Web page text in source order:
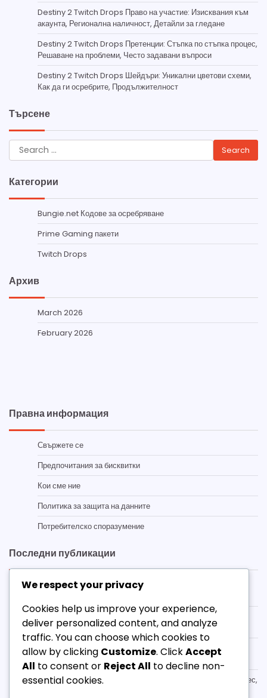
Destiny 2 Twitch Drops Право на участие: Изисквания към
акаунта, Регионална наличност, Детайли за гледане
Destiny 2 Twitch Drops Претенции: Стъпка по стъпка процес,
Решаване на проблеми, Често задавани въпроси
Destiny 2 Twitch Drops Шейдъри: Уникални цветови схеми,
Как да ги осребрите, Продължителност
Търсене
Search
for:
Категории
Bungie.net Кодове за осребряване
Prime Gaming пакети
Twitch Drops
Архив
March 2026
February 2026
Правна информация
Свържете се
Предпочитания за бисквитки
Кои сме ние
Политика за защита на данните
Потребителско споразумение
Последни публикации
Ресурси за Twitch Drops в Destiny 2: Къде да намерите
Destiny 2 Twitch Drops емблеми: Изключителни дизайни,
Процес на заявяване, График на събитията
Destiny 2 Twitch Drops Право на участие: Изисквания към
акаунта, Регионална наличност, Детайли за гледане
Destiny 2 Twitch Drops Претенции: Стъпка по стъпка процес,
We respect your privacy
Cookies help us improve your experience,
deliver personalized content, and analyze
traffic. You can choose which cookies to
allow by clicking Customize. ClickAccept
All to consent or Reject All to decline non-
essential cookies.